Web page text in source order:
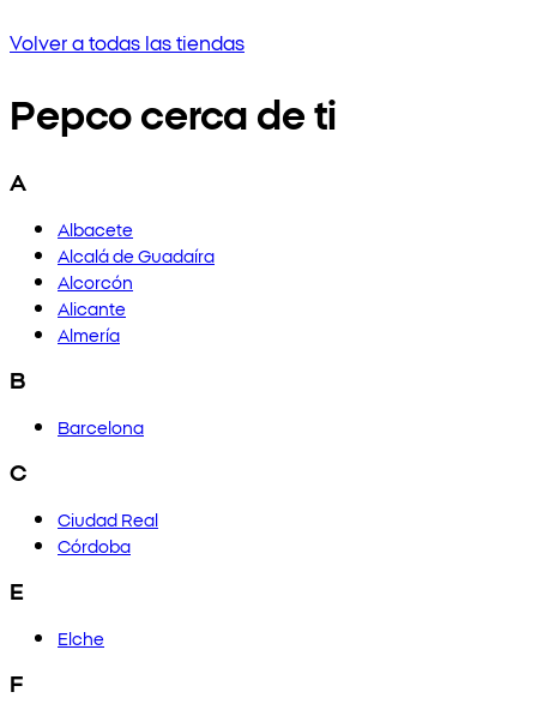
Volver a todas las tiendas
Pepco cerca de ti
A
Albacete
Alcalá de Guadaíra
Alcorcón
Alicante
Almería
B
Barcelona
C
Ciudad Real
Córdoba
E
Elche
F